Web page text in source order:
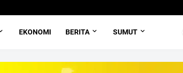
EKONOMI BERITA SUMUT